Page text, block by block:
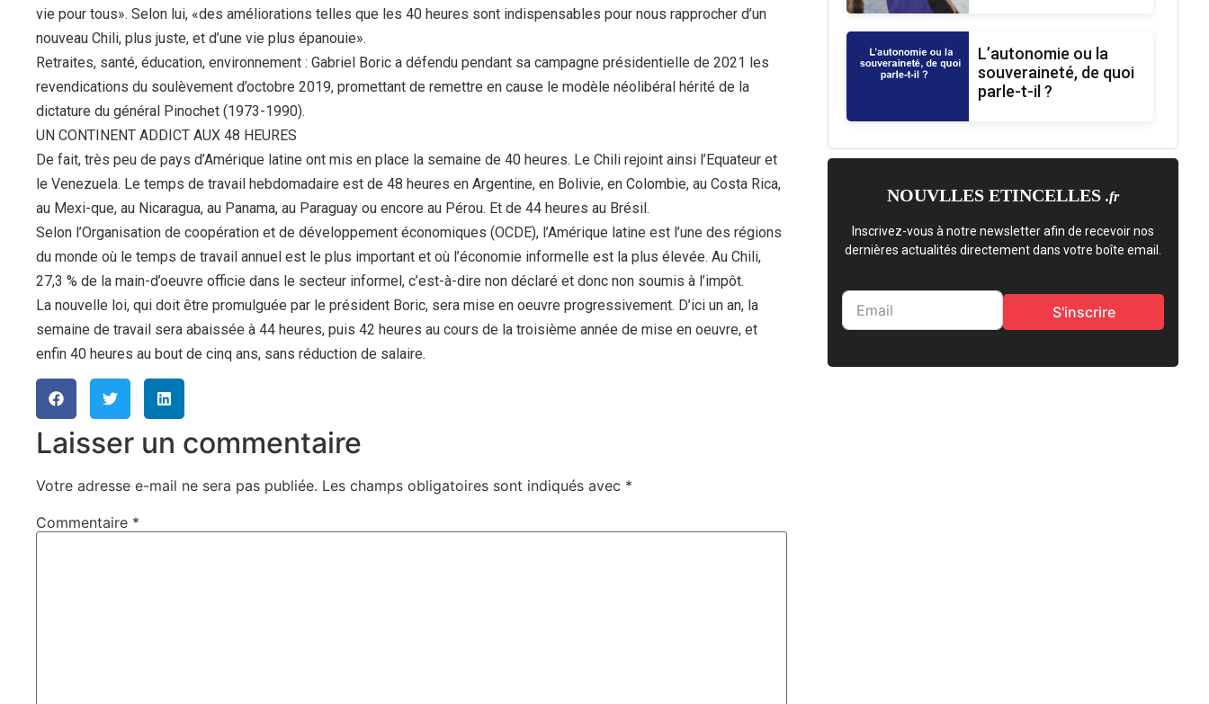
vie pour tous». Selon lui, «des améliorations telles que les 40 heures sont indispensables pour nous rapprocher d’un
nouveau Chili, plus juste, et d’une vie plus épanouie».
Retraites, santé, éducation, environnement : Gabriel Boric a défendu pendant sa campagne présidentielle de 2021 les
revendications du soulèvement d’octobre 2019, promettant de remettre en cause le modèle néolibéral hérité de la
dictature du général Pinochet (1973-1990).
UN CONTINENT ADDICT AUX 48 HEURES
De fait, très peu de pays d’Amérique latine ont mis en place la semaine de 40 heures. Le Chili rejoint ainsi l’Equateur et
le Venezuela. Le temps de travail hebdomadaire est de 48 heures en Argentine, en Bolivie, en Colombie, au Costa Rica,
au Mexi-que, au Nicaragua, au Panama, au Paraguay ou encore au Pérou. Et de 44 heures au Brésil.
Selon l’Organisation de coopération et de développement économiques (OCDE), l’Amérique latine est l’une des régions
du monde où le temps de travail annuel est le plus important et où l’économie informelle est la plus élevée. Au Chili,
27,3 % de la main-d’oeuvre officie dans le secteur informel, c’est-à-dire non déclaré et donc non soumis à l’impôt.
La nouvelle loi, qui doit être promulguée par le président Boric, sera mise en oeuvre progressivement. D’ici un an, la
semaine de travail sera abaissée à 44 heures, puis 42 heures au cours de la troisième année de mise en oeuvre, et
enfin 40 heures au bout de cinq ans, sans réduction de salaire.
Laisser un commentaire
Votre adresse e-mail ne sera pas publiée. Les champs obligatoires sont indiqués avec *
Commentaire *
L’autonomie ou la
souveraineté, de quoi
parle-t-il ?
NOUVLLES ETINCELLES .fr
Inscrivez-vous à notre newsletter afin de recevoir nos
dernières actualités directement dans votre boîte email.
S'inscrire